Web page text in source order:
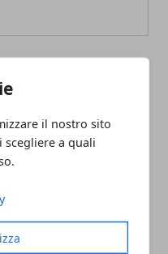
il nostro sito
scegliere a quali